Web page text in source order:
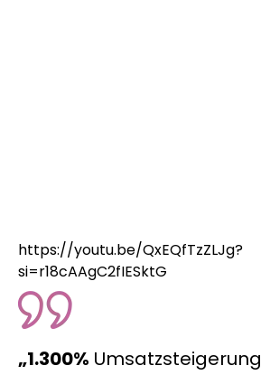
https://youtu.be/QxEQfTzZLJg?
si=r18cAAgC2fIESktG
„1.300% Umsatzsteigerung